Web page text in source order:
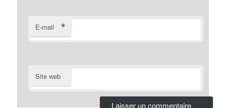
E-mail *
Site web